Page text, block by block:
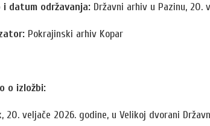
i datum održavanja: Državni arhiv u Pazinu, 20.
Pokrajinski arhiv Kopar
o izložbi:
20. veljače 2026. godine, u Velikoj dvorani